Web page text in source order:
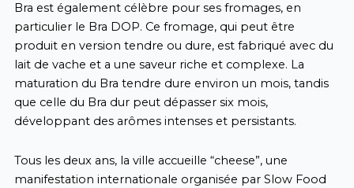
Bra est également célèbre pour ses fromages, en
particulier le Bra DOP. Ce fromage, qui peut être
produit en version tendre ou dure, est fabriqué avec du
lait de vache et a une saveur riche et complexe. La
maturation du Bra tendre dure environ un mois, tandis
que celle du Bra dur peut dépasser six mois,
développant des arômes intenses et persistants.
Tous les deux ans, la ville accueille “cheese”, une
manifestation internationale organisée par Slow Food